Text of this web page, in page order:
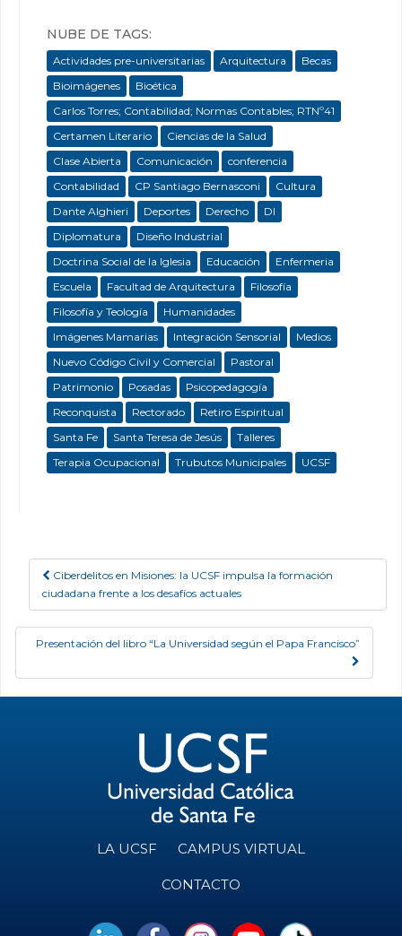
NUBE DE TAGS:
Actividades pre-universitarias Arquitectura
Becas
Bioimágenes
Bioética
Carlos Torres; Contabilidad; Normas Contables; RTNº41
Certamen Literario
Ciencias de la Salud
Clase Abierta
Comunicación
conferencia
Contabilidad
CP Santiago Bernasconi
Cultura
Dante Alghieri
Deportes Derecho
DI
Diplomatura
Diseño Industrial
Doctrina Social de la Iglesia
Educación
Enfermeria
Escuela
Facultad de Arquitectura
Filosofía
Filosofía y Teología
Humanidades
Imágenes Mamarias
Integración Sensorial
Medios
Nuevo Código Civil y Comercial
Pastoral
Patrimonio
Posadas
Psicopedagogía
Reconquista
Rectorado
Retiro Espiritual
Santa Fe
Santa Teresa de Jesús
Talleres
Terapia Ocupacional
Trubutos Municipales UCSF
Post navigation
Ciberdelitos en Misiones: la UCSF impulsa la formación
ciudadana frente a los desafíos actuales
Presentación del libro “La Universidad según el Papa Francisco”
LA UCSF CAMPUS VIRTUAL
CONTACTO